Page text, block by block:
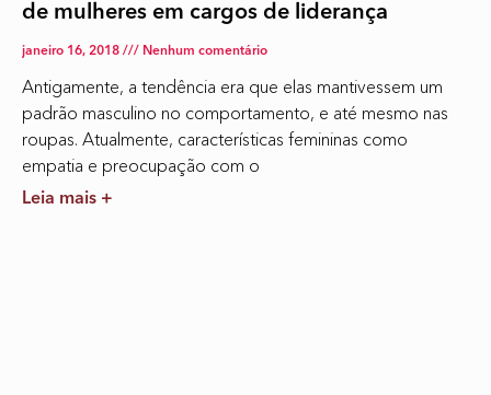
de mulheres em cargos de liderança
janeiro 16, 2018 Nenhum comentário
Antigamente, a tendência era que elas mantivessem um
padrão masculino no comportamento, e até mesmo nas
roupas. Atualmente, características femininas como
empatia e preocupação com o
Leia mais +